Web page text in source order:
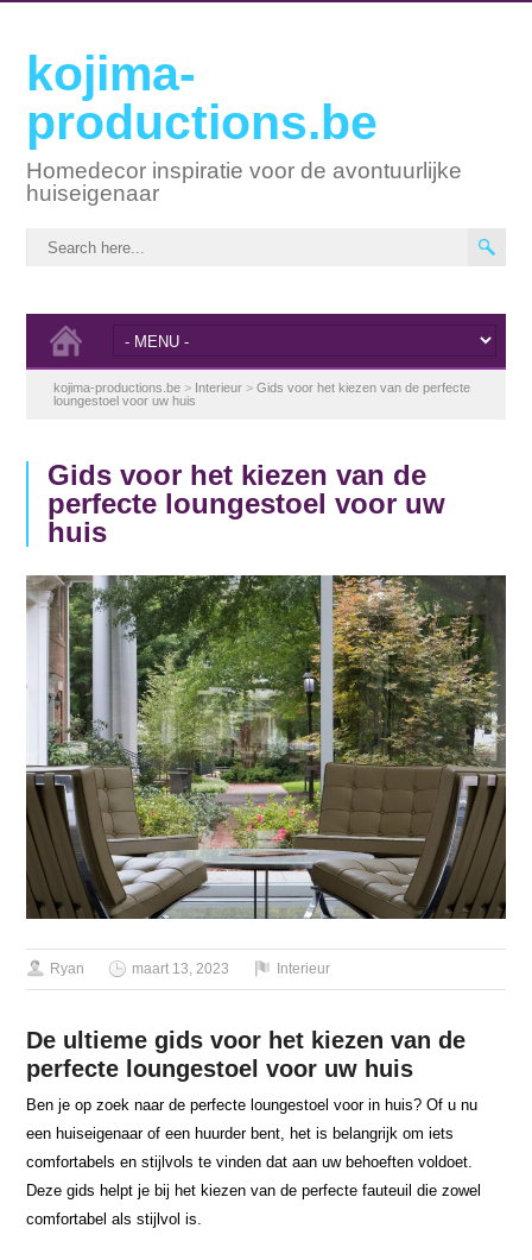
kojima-
productions.be
Homedecor inspiratie voor de avontuurlijke
huiseigenaar
kojima-productions.be > Interieur >Gids voor het kiezen van de perfecte
loungestoel voor uw huis
Gids voor het kiezen van de
perfecte loungestoel voor uw
huis
Ryan maart 13, 2023 Interieur
De ultieme gids voor het kiezen van de
perfecte loungestoel voor uw huis
Ben je op zoek naar de perfecte loungestoel voor in huis? Of u nu
een huiseigenaar of een huurder bent, het is belangrijk om iets
comfortabels en stijlvols te vinden dat aan uw behoeften voldoet.
Deze gids helpt je bij het kiezen van de perfecte fauteuil die zowel
comfortabel als stijlvol is.